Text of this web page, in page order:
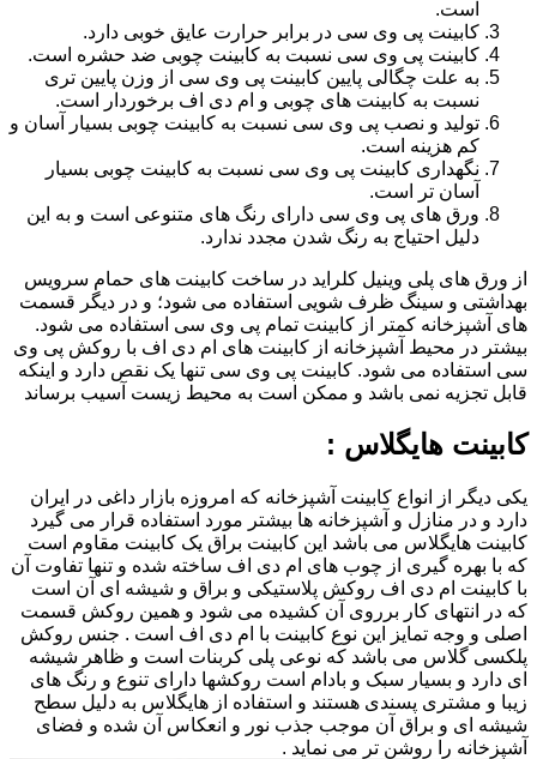
است.
کابینت پی وی سی در برابر حرارت عایق خوبی دارد.
کابینت پی وی سی نسبت به کابینت چوبی ضد حشره است.
به علت چگالی پایین کابینت پی وی سی از وزن پایین تری
نسبت به کابینت های چوبی و ام دی اف برخوردار است.
تولید و نصب پی وی سی نسبت به کابینت چوبی بسیار آسان و
کم هزینه است.
نگهداری کابینت پی وی سی نسبت به کابینت چوبی بسیار
آسان تر است.
ورق های پی وی سی دارای رنگ های متنوعی است و به این
دلیل احتیاج به رنگ شدن مجدد ندارد.
از ورق های پلی وینیل کلراید در ساخت کابینت های حمام سرویس
بهداشتی و سینگ ظرف شویی استفاده می شود؛ و در دیگر قسمت
های آشپزخانه کمتر از کابینت تمام پی وی سی استفاده می شود.
بیشتر در محیط آشپزخانه از کابینت های ام دی اف با روکش پی وی
سی استفاده می شود. کابینت پی وی سی تنها یک نقص دارد و اینکه
قابل تجزیه نمی باشد و ممکن است به محیط زیست آسیب برساند
کابینت هایگلاس :
یکی دیگر از انواع کابینت آشپزخانه که امروزه بازار داغی در ایران
دارد و در منازل و آشپزخانه ها بیشتر مورد استفاده قرار می گیرد
کابینت هایگلاس می باشد این کابینت براق یک کابینت مقاوم است
که با بهره گیری از چوب های ام دی اف ساخته شده و تنها تفاوت آن
با کابینت ام دی اف روکش پلاستیکی و براق و شیشه ای آن است
که در انتهای کار برروی آن کشیده می شود و همین روکش قسمت
اصلی و وجه تمایز این نوع کابینت با ام دی اف است . جنس روکش
پلکسی گلاس می باشد که نوعی پلی کربنات است و ظاهر شیشه
ای دارد و بسیار سبک و بادام است روکشها دارای تنوع و رنگ های
زیبا و مشتری پسندی هستند و استفاده از هایگلاس به دلیل سطح
شیشه ای و براق آن موجب جذب نور و انعکاس آن شده و فضای
آشپزخانه را روشن تر می نماید .